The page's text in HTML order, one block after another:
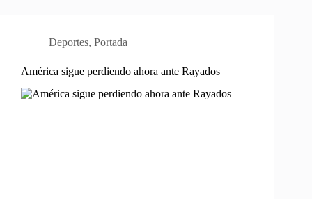
Deportes, Portada
América sigue perdiendo ahora ante Rayados